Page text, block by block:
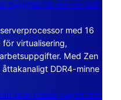
byggda för servrar och
med 16
virtualisering,
Med Zen
DDR4-minne
som visade vägen mot